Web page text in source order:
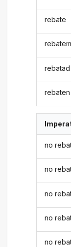
rebate
rebatad
rebaten
no
no
no
no
no